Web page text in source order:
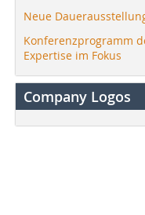
Neue
Konferenzprogramm
Expertise im Fokus
Company Logos